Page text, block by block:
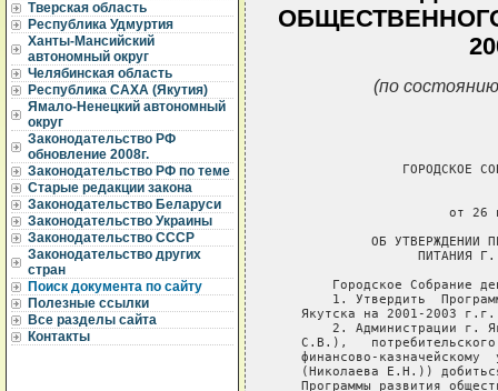
Тверская область
Республика Удмуртия
Ханты-Мансийский
автономный округ
Челябинская область
Республика САХА (Якутия)
Ямало-Ненецкий автономный
округ
Законодательство РФ
обновление 2008г.
Законодательство РФ по теме
Старые редакции закона
Законодательство Беларуси
Законодательство Украины
Законодательство СССР
Законодательство других
стран
Поиск документа по сайту
Полезные ссылки
Все разделы сайта
Контакты
(по